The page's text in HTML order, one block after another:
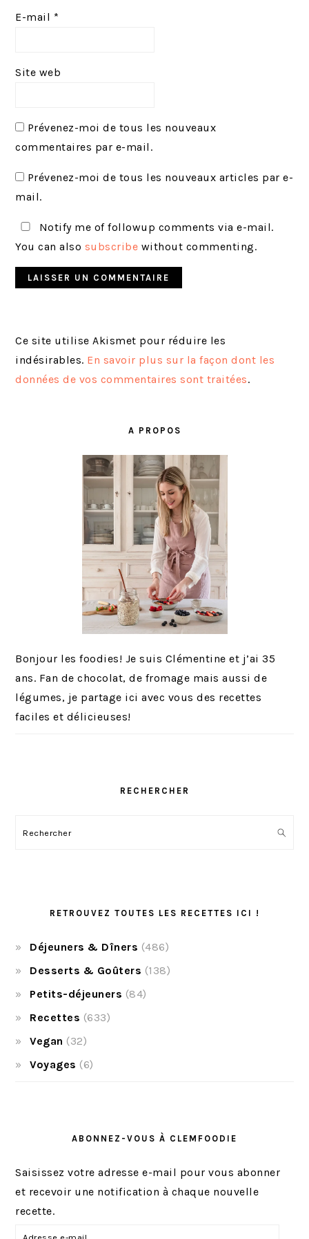
E-mail *
Site web
Prévenez-moi de tous les nouveaux
commentaires par e-mail.
Prévenez-moi de tous les nouveaux articles par e-
mail.
Notify me of followup comments via e-mail.
You can also subscribe without commenting.
Ce site utilise Akismet pour réduire les
indésirables. En savoir plus sur la façon dont les
données de vos commentaires sont traitées.
A PROPOS
Bonjour les foodies! Je suis Clémentine et j’ai 35
ans. Fan de chocolat, de fromage mais aussi de
légumes, je partage ici avec vous des recettes
faciles et délicieuses!
RECHERCHER
Rechercher
RETROUVEZ TOUTES LES RECETTES ICI !
Déjeuners & Dîners (486)
Desserts & Goûters (138)
Petits-déjeuners (84)
Recettes (633)
Vegan (32)
Voyages (6)
ABONNEZ-VOUS À CLEMFOODIE
Saisissez votre adresse e-mail pour vous abonner
et recevoir une notification à chaque nouvelle
recette.